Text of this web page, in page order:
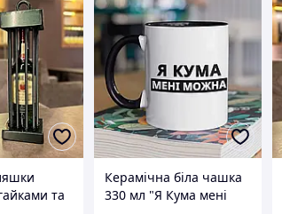
та
Керамічна біла чашка
330 мл "Я Кума мені